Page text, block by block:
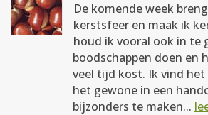
De komende week
kerstsfeer en maak ik
houd ik vooral ook in te
boodschappen doen en
veel tijd kost. Ik vind het
het gewone in een
bijzonders te maken...